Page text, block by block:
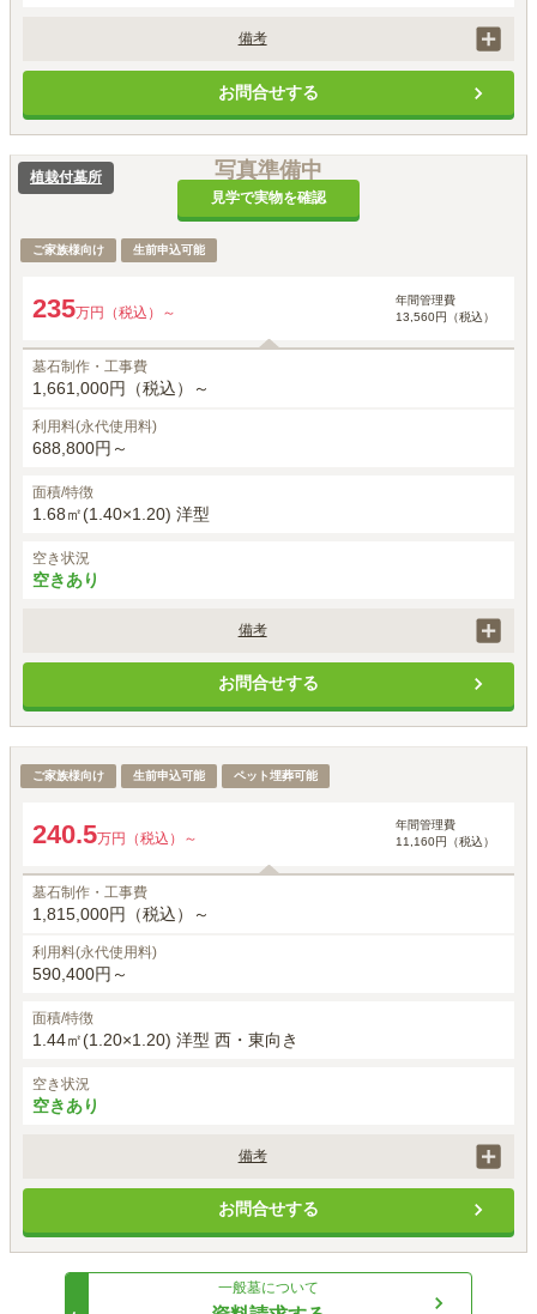
備考
価格には、正面彫刻、建立者名、建立年月日、家紋は石塔価格に含まれ
お戒名彫刻は、1霊体目33,000円(税込) 2霊体目以降22,000(税込)がかか
ります。
墓石工事代は洋型標準白御影石を使用した場合の金額です。
別途、申込時に手桶使用料5,500円(税込)が必要です。
お問合せする
写真準備中
見学で実物を確認
植栽付墓所
ご家族様向け 生前申込可能
235万円（税込）～
年間管理費
13,560円（税込）
墓石制作・工事費
1,661,000円（税込）～
利用料(永代使用料)
688,800円～
面積/特徴
1.68㎡(1.40×1.20) 洋型
空き状況
空きあり
備考
価格には、正面彫刻、建立者名、建立年月日、家紋は石塔価格に含まれ
お戒名彫刻は、1霊体目33,000円(税込) 2霊体目以降22,000(税込)がかか
ります。
別途、申込時に手桶使用料5,500円(税込)が必要です。
お問合せする
ペット共葬墓所
ご家族様向け 生前申込可能 ペット埋葬可能
240.5万円（税込）～
年間管理費
11,160円（税込）
墓石制作・工事費
1,815,000円（税込）～
利用料(永代使用料)
590,400円～
面積/特徴
1.44㎡(1.20×1.20) 洋型 西・東向き
空き状況
空きあり
備考
価格には、正面彫刻、建立者名、建立年月日、家紋は石塔価格に含まれ
お戒名彫刻は、1霊体目33,000円(税込) 2霊体目以降22,000(税込)がかか
ります。
墓石工事代は洋型標準白御影石を使用した場合の金額です。
別途、申込時に手桶使用料5,500円(税込)が必要です。
お問合せする
一般墓について